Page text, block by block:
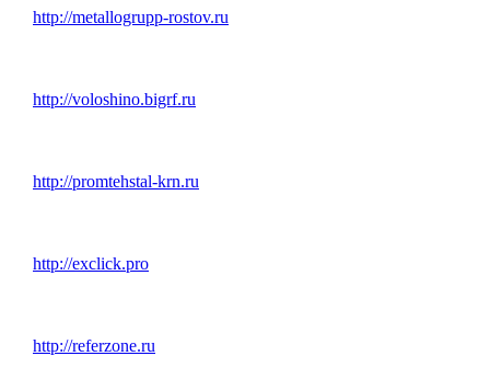
http://metallogrupp-rostov.ru
http://voloshino.bigrf.ru
http://promtehstal-krn.ru
http://exclick.pro
http://referzone.ru